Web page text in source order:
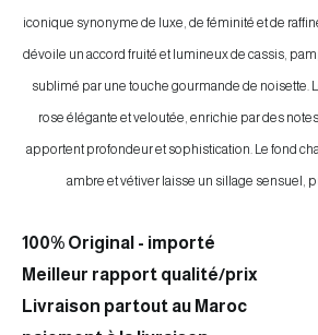
iconique synonyme de luxe, de féminité et de
dévoile un accord fruité et lumineux de cassis,
sublimé par une touche gourmande de noisette.
rose élégante et veloutée, enrichie par des
apportent profondeur et sophistication. Le fond
ambre et vétiver laisse un sillage sensuel,
100% Original - importé
Meilleur rapport qualité/prix
Livraison partout au Maroc